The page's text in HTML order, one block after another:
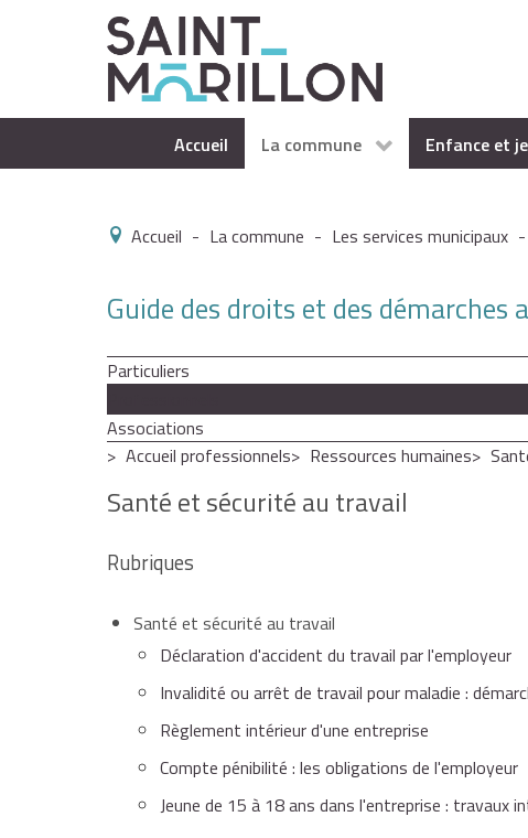
Accueil La commune Enfance et
Accueil - La commune - Les services municipaux -
Guide des droits et des
Particuliers
Associations
Accueil professionnels
Ressources humaines
Santé et sécurité au travail
Rubriques
Santé et sécurité au travail
Déclaration d'accident du travail par l'employeur
Invalidité ou arrêt de travail pour maladie :
Règlement intérieur d'une entreprise
Compte pénibilité : les obligations de l'employeur
Jeune de 15 à 18 ans dans l'entreprise : travaux